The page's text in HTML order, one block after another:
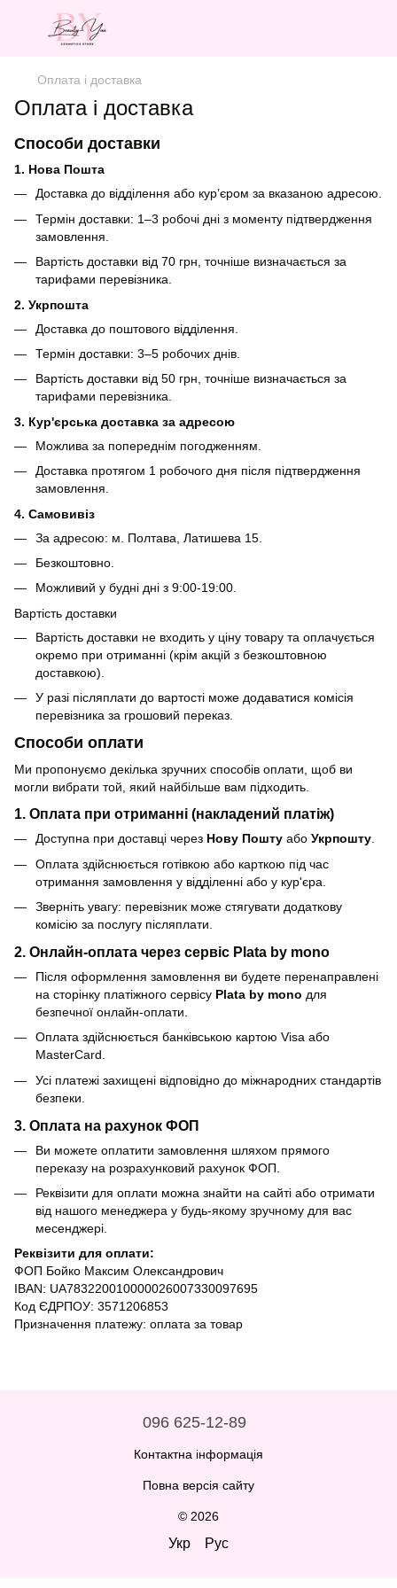
Оплата і доставка
Оплата і доставка
Способи доставки
1. Нова Пошта
Доставка до відділення або кур’єром за вказаною адресою.
Термін доставки: 1–3 робочі дні з моменту підтвердження
замовлення.
Вартість доставки від 70 грн, точніше визначається за
тарифами перевізника.
2. Укрпошта
Доставка до поштового відділення.
Термін доставки: 3–5 робочих днів.
Вартість доставки від 50 грн, точніше визначається за
тарифами перевізника.
3. Кур'єрська доставка за адресою
Можлива за попереднім погодженням.
Доставка протягом 1 робочого дня після підтвердження
замовлення.
4. Самовивіз
За адресою: м. Полтава, Латишева 15.
Безкоштовно.
Можливий у будні дні з 9:00-19:00.
Вартість доставки
Вартість доставки не входить у ціну товару та оплачується
окремо при отриманні (крім акцій з безкоштовною
доставкою).
У разі післяплати до вартості може додаватися комісія
перевізника за грошовий переказ.
Способи оплати
Ми пропонуємо декілька зручних способів оплати, щоб ви
могли вибрати той, який найбільше вам підходить.
1. Оплата при отриманні (накладений платіж)
Доступна при доставці через Нову Пошту або Укрпошту.
Оплата здійснюється готівкою або карткою під час
отримання замовлення у відділенні або у кур'єра.
Зверніть увагу: перевізник може стягувати додаткову
комісію за послугу післяплати.
2. Онлайн-оплата через сервіс Plata by mono
Після оформлення замовлення ви будете перенаправлені
на сторінку платіжного сервісу Plata by mono для
безпечної онлайн-оплати.
Оплата здійснюється банківською картою Visa або
MasterCard.
Усі платежі захищені відповідно до міжнародних стандартів
безпеки.
3. Оплата на рахунок ФОП
Ви можете оплатити замовлення шляхом прямого
переказу на розрахунковий рахунок ФОП.
Реквізити для оплати можна знайти на сайті або отримати
від нашого менеджера у будь-якому зручному для вас
месенджері.
Реквізити для оплати:
ФОП Бойко Максим Олександрович
IBAN: UA783220010000026007330097695
Код ЄДРПОУ: 3571206853
Призначення платежу: оплата за товар
096 625-12-89
Контактна інформація
Повна версія сайту
© 2026
Укр Рус